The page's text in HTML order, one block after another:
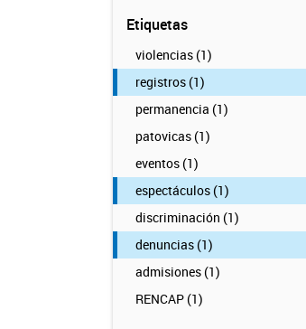
Etiquetas
violencias (1)
registros (1)
permanencia (1)
patovicas (1)
eventos (1)
espectáculos (1)
discriminación (1)
denuncias (1)
admisiones (1)
RENCAP (1)